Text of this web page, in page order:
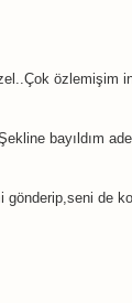
özlemişim
bayıldım
de